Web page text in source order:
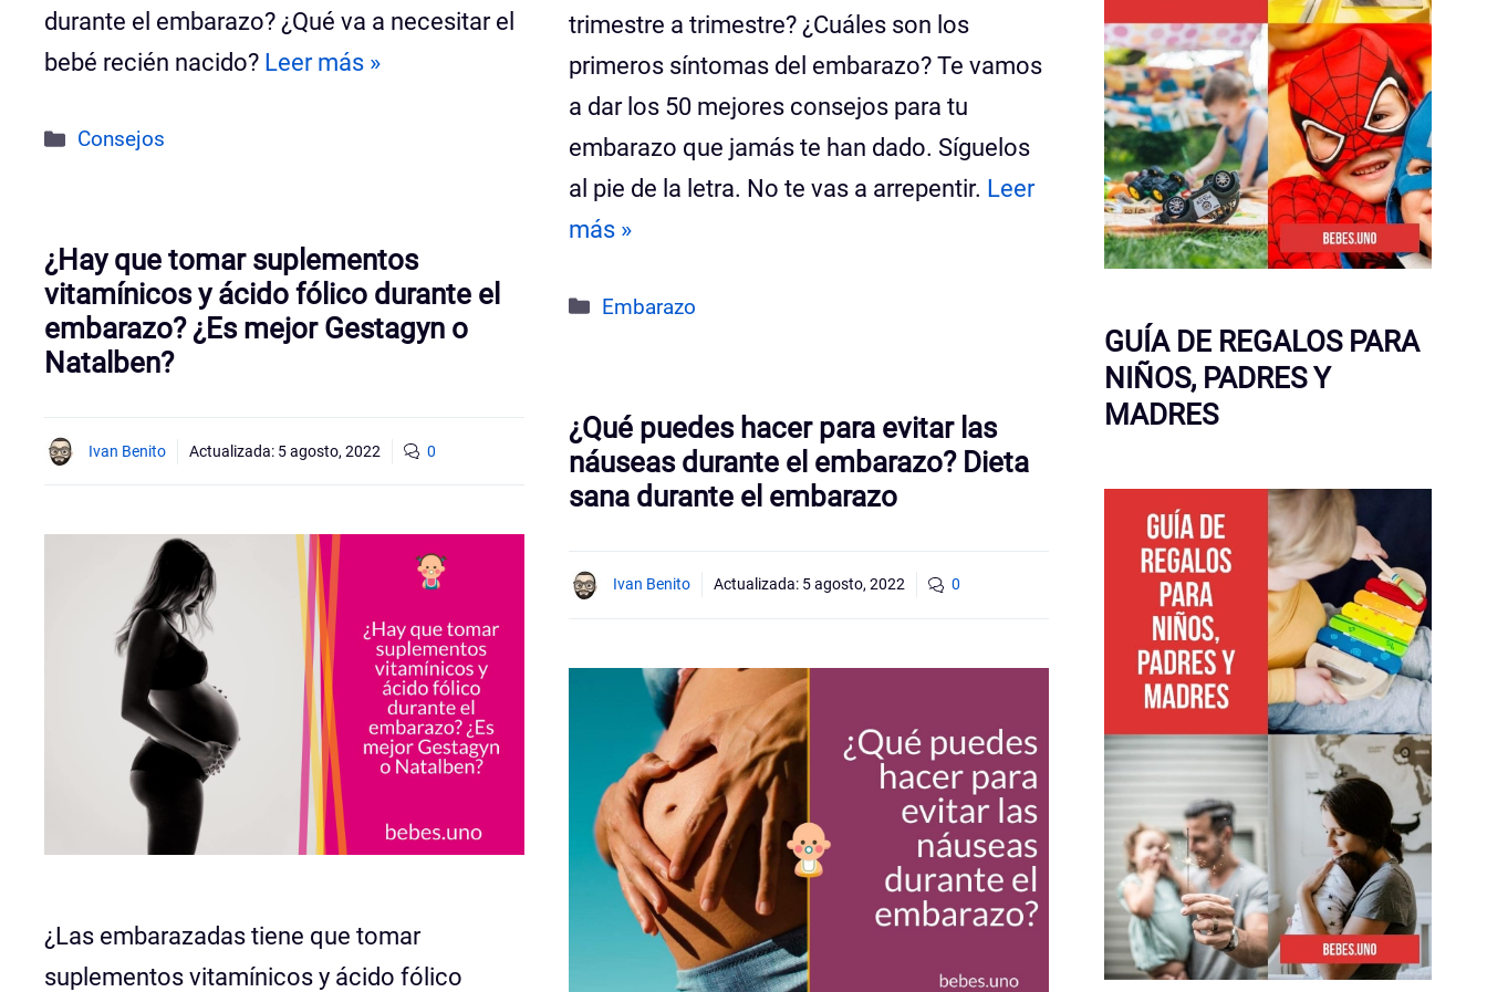
durante el embarazo? ¿Qué va a necesitar el
bebé recién nacido? Leer más »
Categorías
Consejos
trimestre a trimestre? ¿Cuáles son los
primeros síntomas del embarazo? Te vamos
a dar los 50 mejores consejos para tu
embarazo que jamás te han dado. Síguelos
al pie de la letra. No te vas a arrepentir. Leer
más »
Categorías
Embarazo
¿Hay que tomar suplementos
vitamínicos y ácido fólico durante el
embarazo? ¿Es mejor Gestagyn o
Natalben?
Ivan Benito Actualizada: 5 agosto, 2022 0
¿Las embarazadas tiene que tomar
suplementos vitamínicos y ácido fólico
¿Qué puedes hacer para evitar las
náuseas durante el embarazo? Dieta
sana durante el embarazo
Ivan Benito Actualizada: 5 agosto, 2022 0
GUÍA DE REGALOS PARA
NIÑOS, PADRES Y
MADRES